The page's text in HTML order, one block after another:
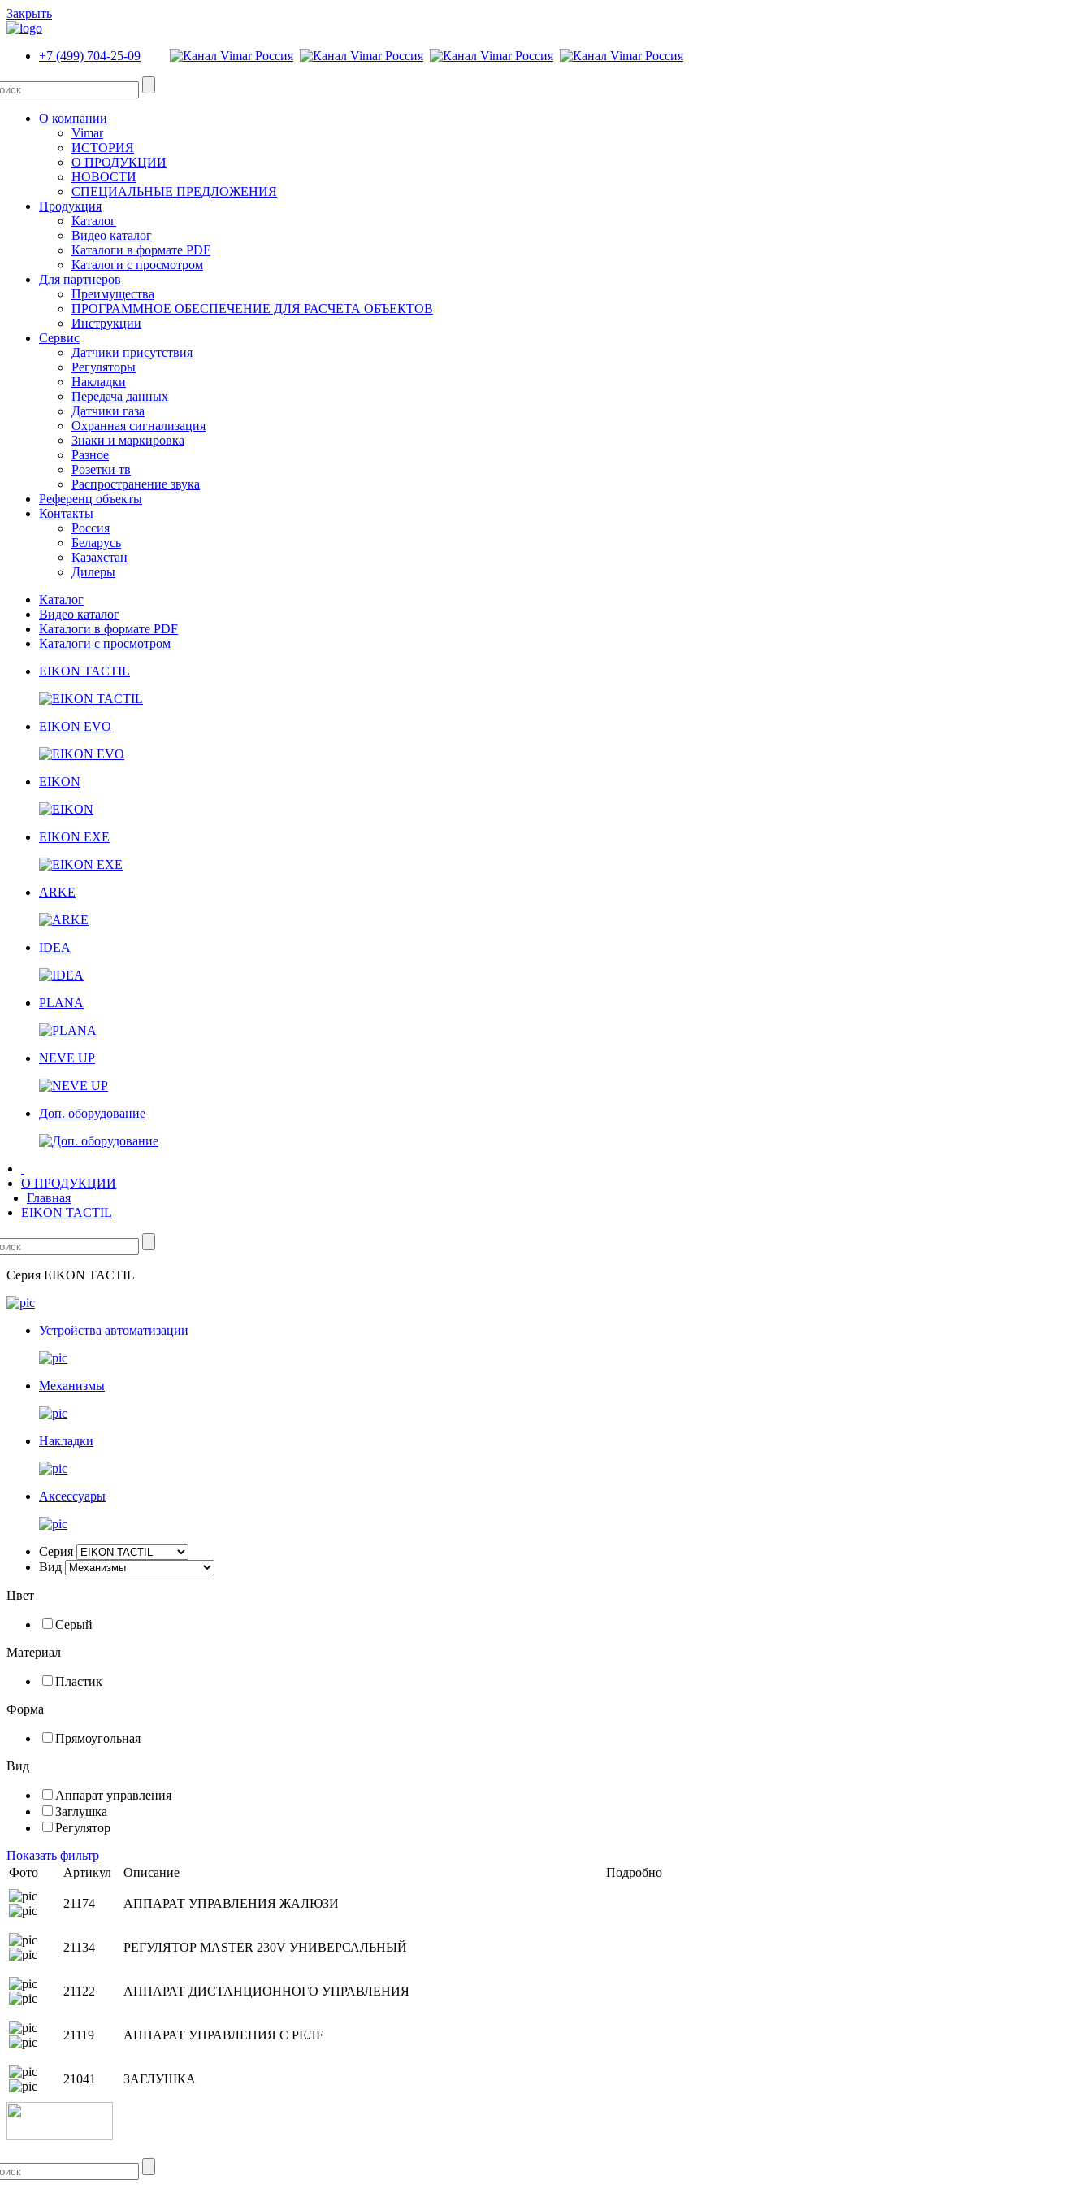
Закрыть
+7 (499) 704-25-09
О компании
Vimar
ИСТОРИЯ
О ПРОДУКЦИИ
НОВОСТИ
СПЕЦИАЛЬНЫЕ ПРЕДЛОЖЕНИЯ
Продукция
Каталог
Видео каталог
Каталоги в формате PDF
Каталоги с просмотром
Для партнеров
Преимущества
ПРОГРАММНОЕ ОБЕСПЕЧЕНИЕ ДЛЯ РАСЧЕТА ОБЪЕКТОВ
Инструкции
Сервис
Датчики присутствия
Регуляторы
Накладки
Передача данных
Датчики газа
Охранная сигнализация
Знаки и маркировка
Разное
Розетки тв
Распространение звука
Референц объекты
Контакты
Россия
Беларусь
Казахстан
Дилеры
Каталог
Видео каталог
Каталоги в формате PDF
Каталоги с просмотром
EIKON TACTIL
EIKON EVO
EIKON
EIKON EXE
ARKE
IDEA
PLANA
NEVE UP
Доп. оборудование
О ПРОДУКЦИИ
Главная
EIKON TACTIL
Серия EIKON TACTIL
Устройства автоматизации
Механизмы
Накладки
Аксессуары
Серия
Вид
Цвет
Серый
Материал
Пластик
Форма
Прямоугольная
Вид
Аппарат управления
Заглушка
Регулятор
Показать фильтр
Фото
Артикул Описание Подробно
21174 АППАРАТ УПРАВЛЕНИЯ ЖАЛЮЗИ
21134 РЕГУЛЯТОР MASTER 230V УНИВЕРСАЛЬНЫЙ
21122 АППАРАТ ДИСТАНЦИОННОГО УПРАВЛЕНИЯ
21119 АППАРАТ УПРАВЛЕНИЯ С РЕЛЕ
21041 ЗАГЛУШКА